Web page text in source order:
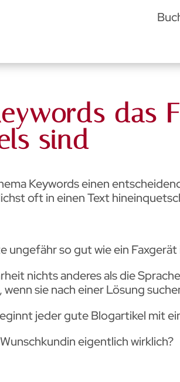
das
sind
Keywords einen
oft in einen Text
ungefähr so gut wie ein
nichts anderes als die
sie nach einer Lösung
jeder gute Blogartikel mit
eigentlich wirklich?